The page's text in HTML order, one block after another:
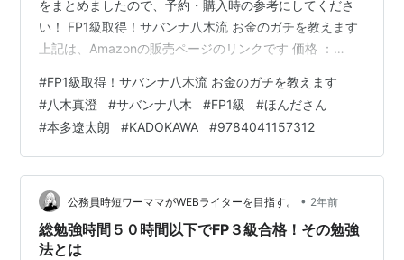
をまとめましたので、予約・購入時の参考にしてくださ
い！ FP1級取得！サバンナ八木流 お金のガチを教えます
上記は、Amazonの販売ページのリンクです 価格 ：
KADOKAWA 商品コード：9784041157312 Amazon e-
hon HMV&BOOKS online カドスト 紀伊國屋書店ウェブ
ストア セブンネットショッピング タワーレコードオンラ
イン Neowing ホンヤクラブ Yahoo!ショッピング …
#FP1級取得！サバンナ八木流 お金のガチを教えます
#八木真澄 #サバンナ八木 #FP1級 #ほんださん
#本多遼太朗 #KADOKAWA #9784041157312
公務員時短ワーママがWEBライターを目指す。 • 2年前
総勉強時間５０時間以下でFP３級合格！その勉強
法とは